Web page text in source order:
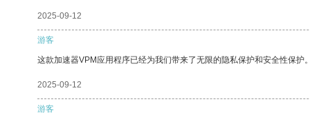
2025-09-12
游客
这款加速器VPM应用程序已经为我们带来了无限的隐私保护和安全性保护
2025-09-12
游客